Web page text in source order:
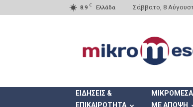
8.9 C Ελλάδα Σάββατο, 8
ΕΙΔΗΣΕΙΣ &
ΕΠΙΚΑΙΡΟΤΗΤΑ
ΜΕ ΑΠΟΨΗ